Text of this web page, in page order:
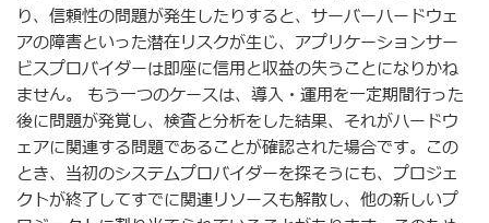
り、信頼性の問題が発生したりすると、サーバーハードウェ
アの障害といった潜在リスクが生じ、アプリケーションサー
ビスプロバイダーは即座に信用と収益の失うことになりかね
ません。 もう一つのケースは、導入・運用を一定期間行った
後に問題が発覚し、検査と分析をした結果、それがハードウ
ェアに関連する問題であることが確認された場合です。この
とき、当初のシステムプロバイダーを探そうにも、プロジェ
クトが終了してすでに関連リソースも解散し、他の新しいプ